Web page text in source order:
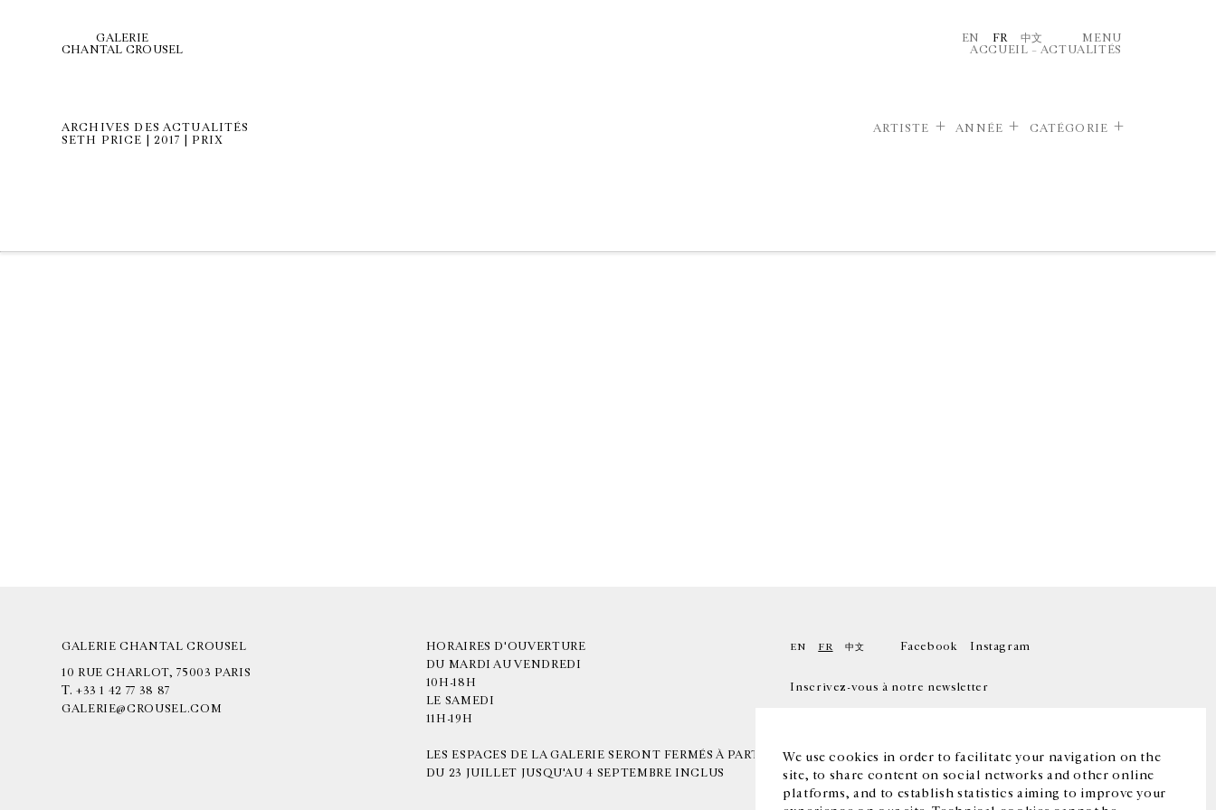
We use cookies in order to facilitate your navigation on the
site, to share content on social networks and other online
platforms, and to establish statistics aiming to improve your
GALERIE
CHANTAL CROUSEL
EN FR 中文
MENU
ACCUEIL – ACTUALITÉS
ARCHIVES DES ACTUALITÉS
SETH PRICE | 2017 | PRIX
ARTISTE ANNÉE CATÉGORIE
GALERIE CHANTAL CROUSEL
10 RUE CHARLOT, 75003 PARIS
T. +33 1 42 77 38 87
GALERIE@CROUSEL.COM
HORAIRES D'OUVERTURE
DU MARDI AU VENDREDI
10H-18H
LE SAMEDI
11H-19H
LES ESPACES DE LA GALERIE SERONT FERMÉS À PARTIR
DU 23 JUILLET JUSQU'AU 4 SEPTEMBRE INCLUS
EN FR 中文 Facebook Instagram
Inscrivez-vous à notre newsletter